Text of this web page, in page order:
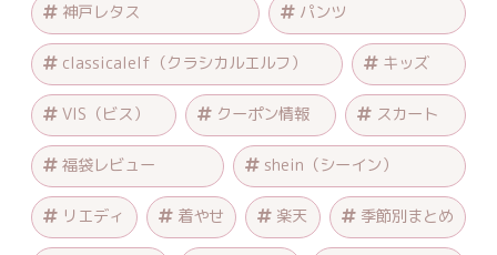
神戸レタス パンツ
classicalelf（クラシカルエルフ） キッズ
VIS（ビス） クーポン情報 スカート
福袋レビュー shein（シーイン）
リエディ 着やせ 楽天 季節別まとめ